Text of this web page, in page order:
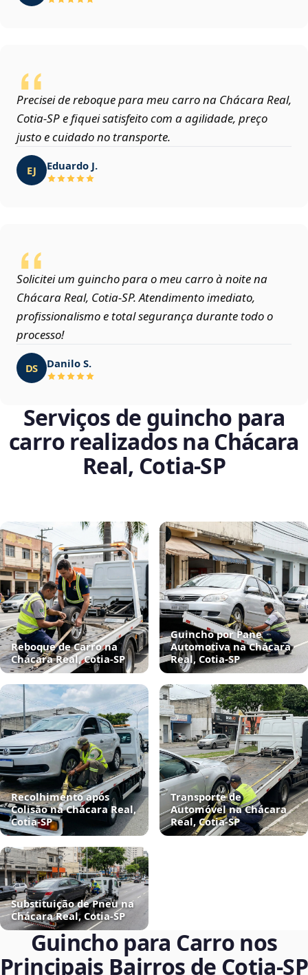
Precisei de reboque para meu carro na Chácara Real,
Cotia‑SP e fiquei satisfeito com a agilidade, preço
justo e cuidado no transporte.
EJ Eduardo J.
Solicitei um guincho para o meu carro à noite na
Chácara Real, Cotia‑SP. Atendimento imediato,
profissionalismo e total segurança durante todo o
processo!
DS Danilo S.
Serviços de guincho para
carro realizados na Chácara
Real, Cotia‑SP
Reboque de Carro na
Chácara Real, Cotia‑SP
Guincho por Pane
Automotiva na Chácara
Real, Cotia‑SP
Recolhimento após
Colisão na Chácara Real,
Cotia‑SP
Transporte de
Automóvel na Chácara
Real, Cotia‑SP
Substituição de Pneu na
Chácara Real, Cotia‑SP
Guincho para Carro nos
Principais Bairros de Cotia‑SP